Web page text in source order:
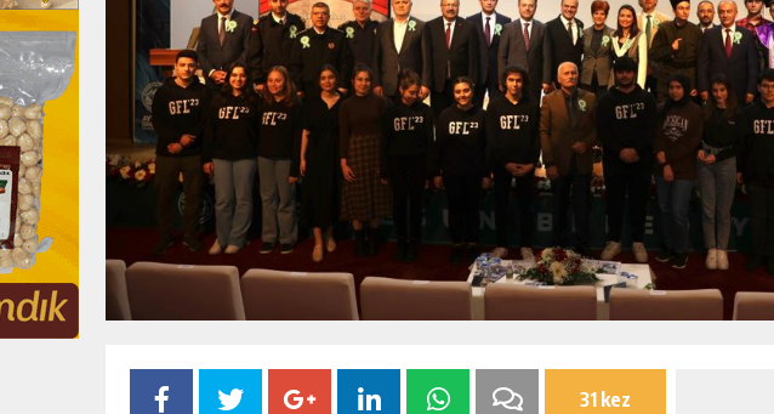
31 kez